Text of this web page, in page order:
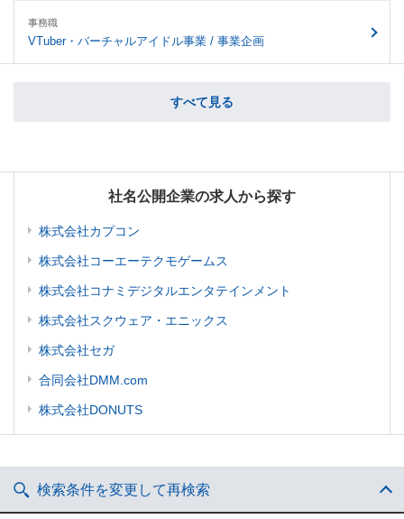
事務職
VTuber・バーチャルアイドル事業 / 事業企画
すべて見る
社名公開企業の求人から探す
株式会社カプコン
株式会社コーエーテクモゲームス
株式会社コナミデジタルエンタテインメント
株式会社スクウェア・エニックス
株式会社セガ
合同会社DMM.com
株式会社DONUTS
検索条件を変更して再検索